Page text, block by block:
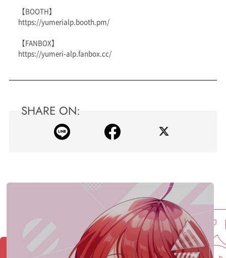
【BOOTH】
https://yumerialp.booth.pm/
【FANBOX】
https://yumeri-alp.fanbox.cc/
SHARE ON: